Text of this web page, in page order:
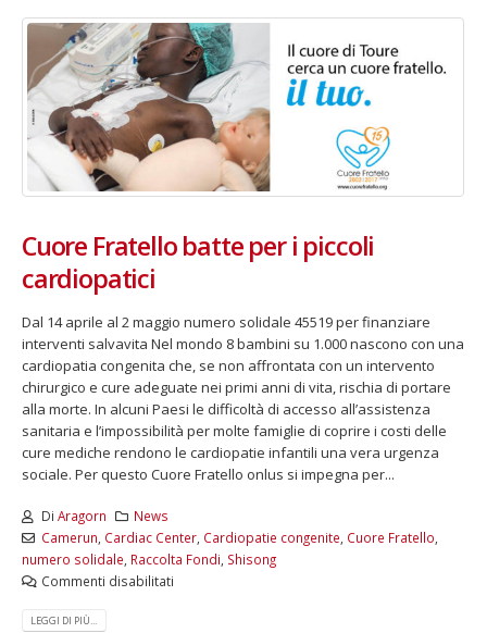
Cuore Fratello batte per i piccoli
cardiopatici
Dal 14 aprile al 2 maggio numero solidale 45519 per finanziare
interventi salvavita Nel mondo 8 bambini su 1.000 nascono con una
cardiopatia congenita che, se non affrontata con un intervento
chirurgico e cure adeguate nei primi anni di vita, rischia di portare
alla morte. In alcuni Paesi le difficoltà di accesso all’assistenza
sanitaria e l’impossibilità per molte famiglie di coprire i costi delle
cure mediche rendono le cardiopatie infantili una vera urgenza
sociale. Per questo Cuore Fratello onlus si impegna per...
Di Aragorn
News
Camerun Cardiac Center, Cardiopatie congenite Cuore Fratello
numero solidale Raccolta Fondi Shisong
Commenti disabilitati
LEGGI DI PIÙ...